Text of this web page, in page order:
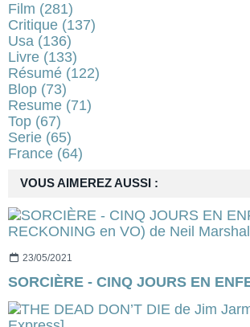
VOUS AIMEREZ AUSSI :
23/05/2021
Film (281)
Critique (137)
Usa (136)
Livre (133)
Résumé (122)
Blop (73)
Resume (71)
Top (67)
Serie (65)
France (64)